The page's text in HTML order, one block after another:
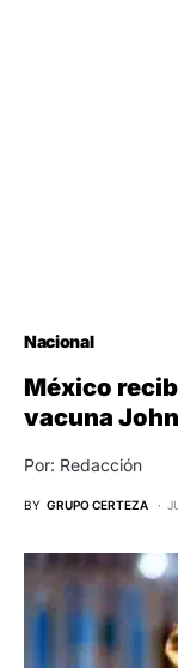
Nacional
México
vacuna
Por: Redacción
BY GRUPO CERTEZA